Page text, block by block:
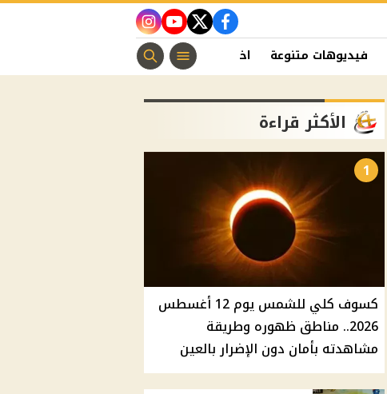
facebook
twitter
youtube
instagram
فيديوهات متنوعة اخبار الفن منوعات مسيحية
الأكثر قراءة
1
كسوف كلي للشمس يوم 12 أغسطس
2026.. مناطق ظهوره وطريقة
مشاهدته بأمان دون الإضرار بالعين